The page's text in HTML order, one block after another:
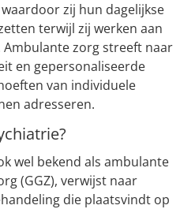
zij hun dagelijkse
terwijl zij werken aan
zorg streeft naar
en gepersonaliseerde
van individuele
adresseren.
wel bekend als ambulante
(GGZ), verwijst naar
die plaatsvindt op